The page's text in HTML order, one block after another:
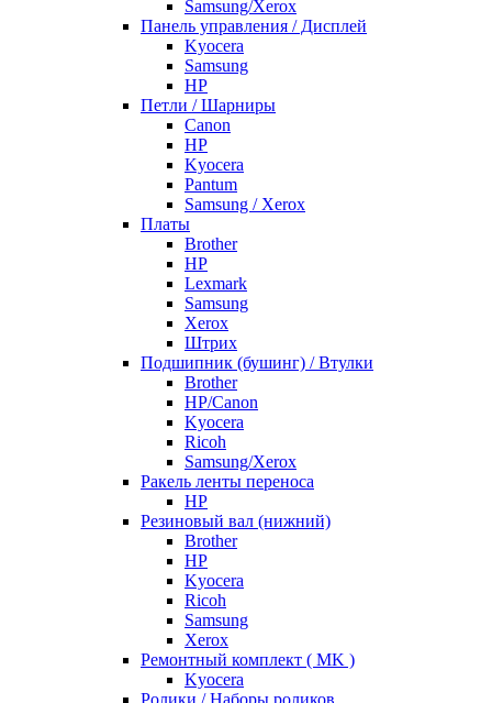
Samsung/Xerox
Панель управления / Дисплей
Kyocera
Samsung
НР
Петли / Шарниры
Canon
HP
Kyocera
Pantum
Samsung / Xerox
Платы
Brother
HP
Lexmark
Samsung
Xerox
Штрих
Подшипник (бушинг) / Втулки
Brother
HP/Canon
Kyocera
Ricoh
Samsung/Xerox
Ракель ленты переноса
HP
Резиновый вал (нижний)
Brother
HP
Kyocera
Ricoh
Samsung
Xerox
Ремонтный комплект ( MK )
Kyocera
Ролики / Наборы роликов